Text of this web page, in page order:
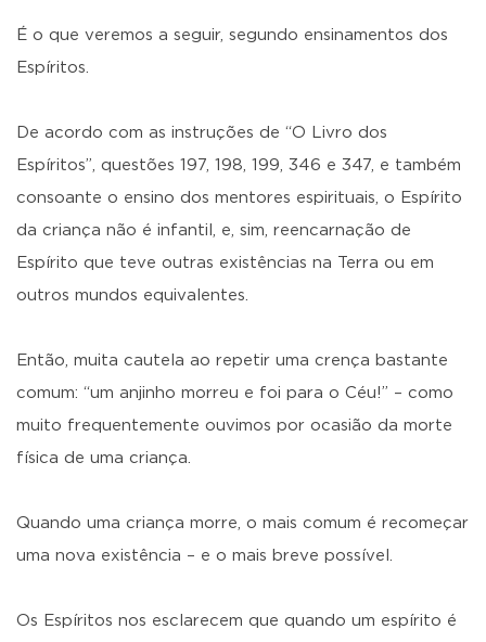
É o que veremos a seguir, segundo ensinamentos dos
Espíritos.
De acordo com as instruções de “O Livro dos
Espíritos”, questões 197, 198, 199, 346 e 347, e também
consoante o ensino dos mentores espirituais, o Espírito
da criança não é infantil, e, sim, reencarnação de
Espírito que teve outras existências na Terra ou em
outros mundos equivalentes.
Então, muita cautela ao repetir uma crença bastante
comum: “um anjinho morreu e foi para o Céu!” – como
muito frequentemente ouvimos por ocasião da morte
física de uma criança.
Quando uma criança morre, o mais comum é recomeçar
uma nova existência – e o mais breve possível.
Os Espíritos nos esclarecem que quando um espírito é